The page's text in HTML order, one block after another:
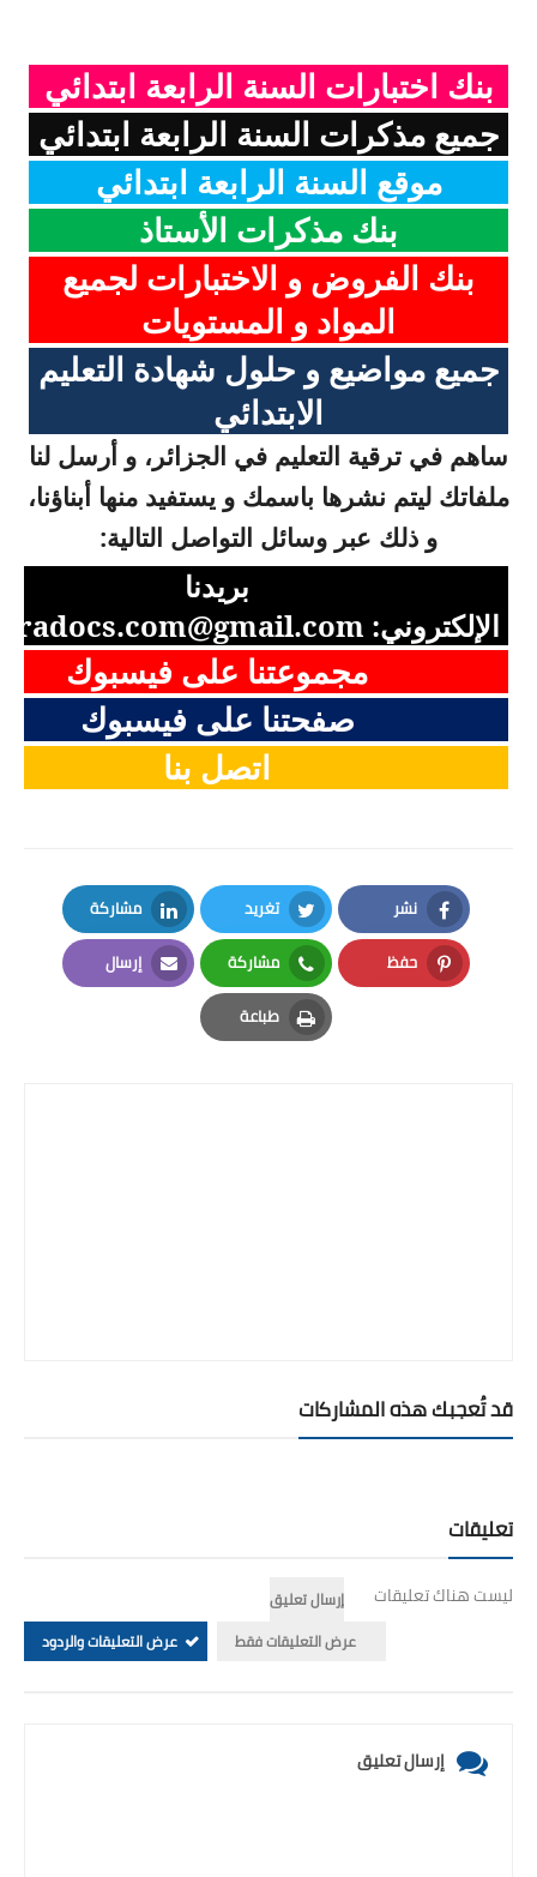
بنك اختبارات السنة الرابعة ابتدائي
جميع مذكرات السنة الرابعة ابتدائي
موقع السنة الرابعة ابتدائي
بنك مذكرات الأستاذ
بنك الفروض و الاختبارات لجميع
المواد و المستويات
جميع مواضيع و حلول شهادة التعليم
الابتدائي
ساهم في ترقية التعليم في الجزائر، و أرسل لنا
ملفاتك ليتم نشرها باسمك و يستفيد منها أبناؤنا،
و ذلك عبر وسائل التواصل التالية:
بريدنا
الإلكتروني:
مجموعتنا على فيسبوك
صفحتنا على فيسبوك
اتصل بنا
نشر
Facebook
تغريد
Twitter
مشاركة
LinkedIn
حفظ
Pinterest
مشاركة
Whatsapp
إرسال
Email
طباعة
Print
قد تُعجبك هذه المشاركات
تعليقات
ليست هناك تعليقات
إرسال تعليق
عرض التعليقات فقط
عرض التعليقات والردود
إرسال تعليق